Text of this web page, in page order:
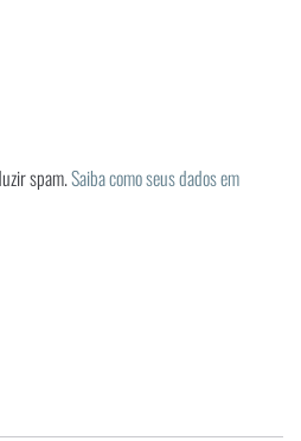
spam.Saiba como seus dados em